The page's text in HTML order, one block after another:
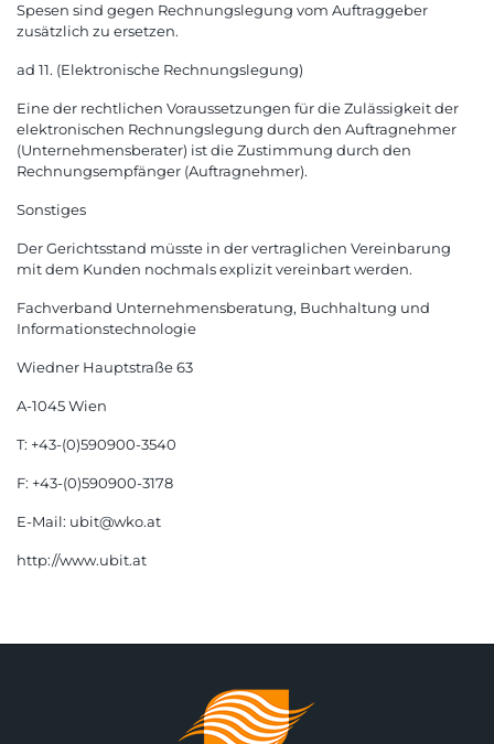
Spesen sind gegen Rechnungslegung vom Auftraggeber
zusätzlich zu ersetzen.
ad 11. (Elektronische Rechnungslegung)
Eine der rechtlichen Voraussetzungen für die Zulässigkeit der
elektronischen Rechnungslegung durch den Auftragnehmer
(Unternehmensberater) ist die Zustimmung durch den
Rechnungsempfänger (Auftragnehmer).
Sonstiges
Der Gerichtsstand müsste in der vertraglichen Vereinbarung
mit dem Kunden nochmals explizit vereinbart werden.
Fachverband Unternehmensberatung, Buchhaltung und
Informationstechnologie
Wiedner Hauptstraße 63
A-1045 Wien
T: +43-(0)590900-3540
F: +43-(0)590900-3178
E-Mail: ubit@wko.at
http://www.ubit.at